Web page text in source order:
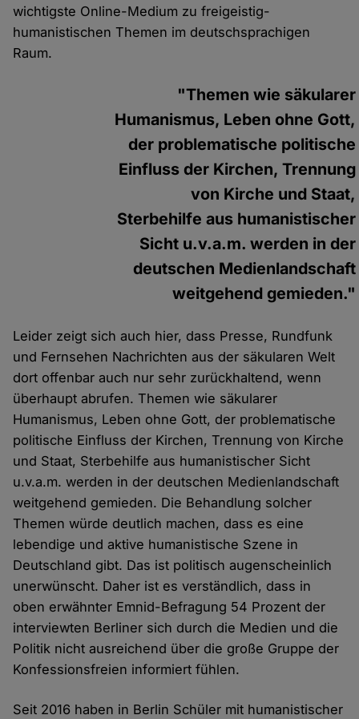
wichtigste Online-Medium zu freigeistig-
humanistischen Themen im deutschsprachigen
Raum.
"Themen wie säkularer
Humanismus, Leben ohne Gott,
der problematische politische
Einfluss der Kirchen, Trennung
von Kirche und Staat,
Sterbehilfe aus humanistischer
Sicht u.v.a.m. werden in der
deutschen Medienlandschaft
weitgehend gemieden."
Leider zeigt sich auch hier, dass Presse, Rundfunk
und Fernsehen Nachrichten aus der säkularen Welt
dort offenbar auch nur sehr zurückhaltend, wenn
überhaupt abrufen. Themen wie säkularer
Humanismus, Leben ohne Gott, der problematische
politische Einfluss der Kirchen, Trennung von Kirche
und Staat, Sterbehilfe aus humanistischer Sicht
u.v.a.m. werden in der deutschen Medienlandschaft
weitgehend gemieden. Die Behandlung solcher
Themen würde deutlich machen, dass es eine
lebendige und aktive humanistische Szene in
Deutschland gibt. Das ist politisch augenscheinlich
unerwünscht. Daher ist es verständlich, dass in
oben erwähnter Emnid-Befragung 54 Prozent der
interviewten Berliner sich durch die Medien und die
Politik nicht ausreichend über die große Gruppe der
Konfessionsfreien informiert fühlen.
Seit 2016 haben in Berlin Schüler mit humanistischer